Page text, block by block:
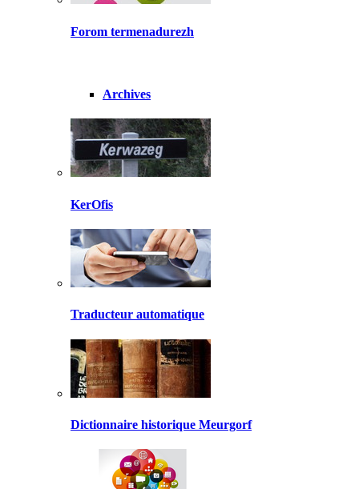
Forom termenadurezh
Archives
KerOfis
Traducteur automatique
Dictionnaire historique Meurgorf